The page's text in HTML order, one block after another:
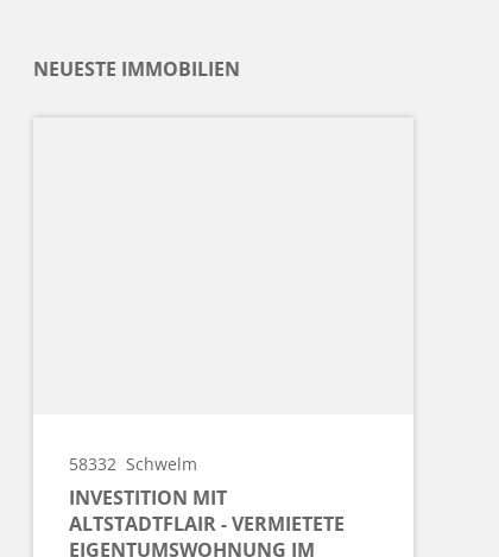
NEUESTE IMMOBILIEN
58332 Schwelm
INVESTITION MIT
ALTSTADTFLAIR - VERMIETETE
EIGENTUMSWOHNUNG IM